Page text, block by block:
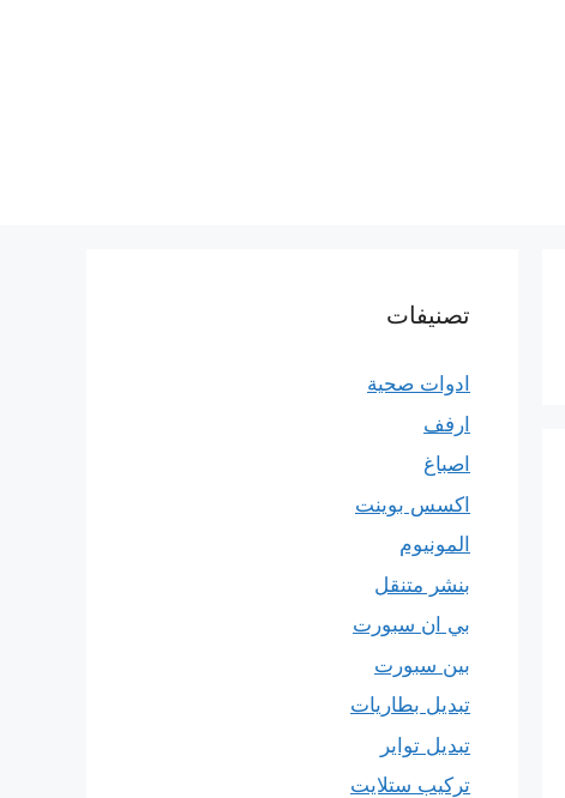
تصنيفات
ادوات صحية
ارفف
اصباغ
اكسس بوينت
المونيوم
بنشر متنقل
بي ان سبورت
بين سبورت
تبديل بطاريات
تبديل تواير
تركيب ستلايت